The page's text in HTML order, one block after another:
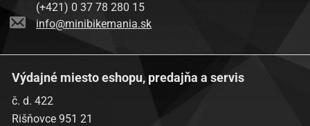
(+421) 0 37 78 280 15
info@minibikemania.sk
Výdajné miesto eshopu, predajňa a servis
č. d. 422
Rišňovce 951 21